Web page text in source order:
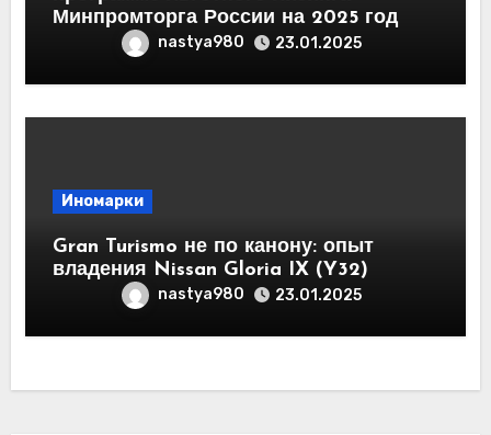
Минпромторга России на 2025 год
nastya980 23.01.2025
Иномарки
Gran Turismo не по канону: опыт
владения Nissan Gloria IX (Y32)
nastya980 23.01.2025